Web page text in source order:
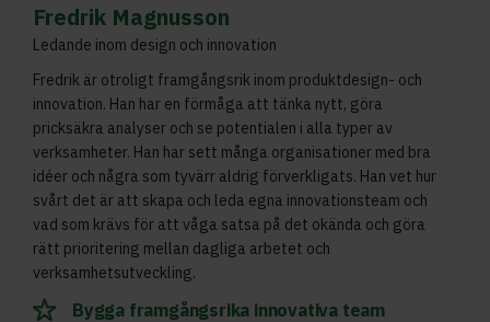
Fredrik Magnusson
Ledande inom design och innovation
Fredrik är otroligt framgångsrik inom produktdesign- och
innovation. Han har en förmåga att tänka nytt, göra
pricksäkra analyser och se potentialen i alla typer av
verksamheter. Han har sett många organisationer med bra
idéer och några som tyvärr aldrig förverkligats. Han vet hur
svårt det är att skapa och leda egna innovationsteam och
vad som krävs för att våga satsa på det okända och göra
rätt prioritering mellan dagliga arbetet och
verksamhetsutveckling.
Bygga framgångsrika innovativa team